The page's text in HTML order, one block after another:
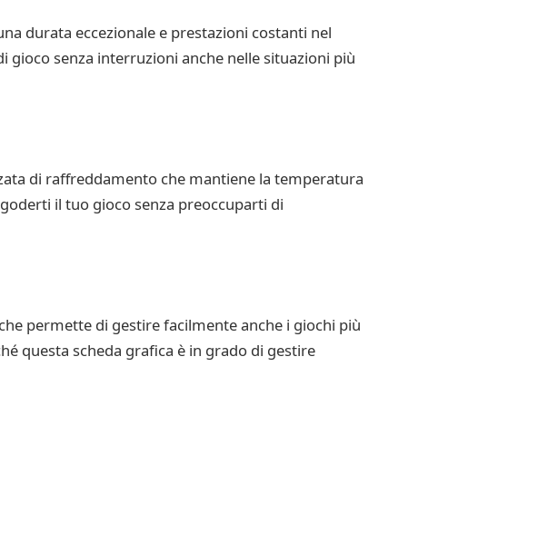
durata eccezionale e prestazioni costanti nel
gioco senza interruzioni anche nelle situazioni più
di raffreddamento che mantiene la temperatura
il tuo gioco senza preoccuparti di
permette di gestire facilmente anche i giochi più
questa scheda grafica è in grado di gestire